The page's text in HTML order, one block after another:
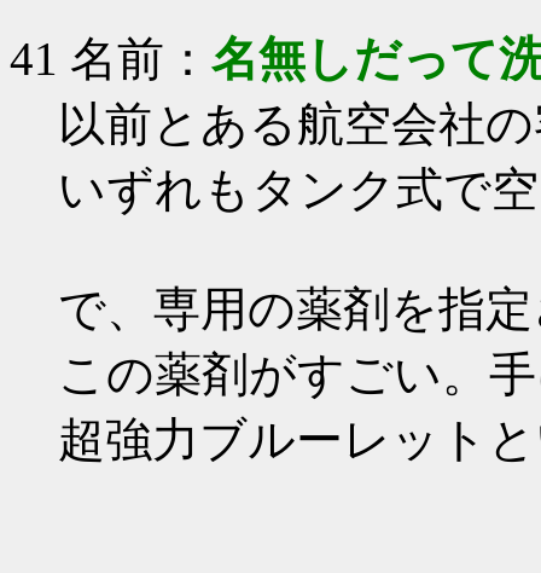
41 名前： 名無しだって
以前とある航空会社
いずれもタンク式で
で、専用の薬剤を指
この薬剤がすごい。
超強力ブルーレット